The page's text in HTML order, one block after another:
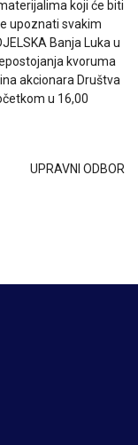
koji će biti
upoznati svakim
Banja Luka u
kvoruma
akcionara Društva
u 16,00
UPRAVNI ODBOR